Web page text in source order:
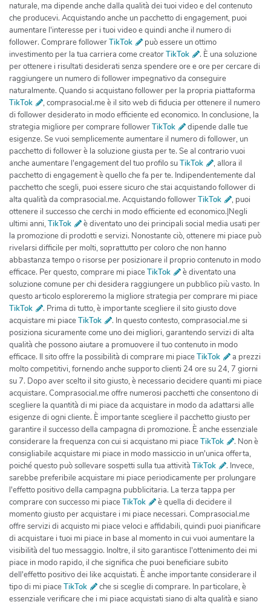
naturale, ma dipende anche dalla qualità dei tuoi video e del contenuto
che producevi. Acquistando anche un pacchetto di engagement, puoi
aumentare l'interesse per i tuoi video e quindi anche il numero di
follower. Comprare followerTikTok
può essere un ottimo
investimento per la tua carriera come creatorTikTok
. È una soluzione
per ottenere i risultati desiderati senza spendere ore e ore per cercare di
raggiungere un numero di follower impegnativo da conseguire
naturalmente. Quando si acquistano follower per la propria piattaforma
TikTok
, comprasocial.me è il sito web di fiducia per ottenere il numero
di follower desiderato in modo efficiente ed economico. In conclusione, la
strategia migliore per comprare followerTikTok
dipende dalle tue
esigenze. Se vuoi semplicemente aumentare il numero di follower, un
pacchetto di follower è la soluzione giusta per te. Se al contrario vuoi
anche aumentare l'engagement del tuo profilo suTikTok
, allora il
pacchetto di engagement è quello che fa per te. Indipendentemente dal
pacchetto che scegli, puoi essere sicuro che stai acquistando follower di
alta qualità da comprasocial.me. Acquistando followerTikTok
, puoi
ottenere il successo che cerchi in modo efficiente ed economico.|Negli
ultimi anni, TikTok
è diventato uno dei principali social media usati per
la promozione di prodotti e servizi. Nonostante ciò, ottenere mi piace può
rivelarsi difficile per molti, soprattutto per coloro che non hanno
abbastanza tempo o risorse per posizionare il proprio contenuto in modo
efficace. Per questo, comprare mi piaceTikTok
è diventato una
soluzione comune per chi desidera raggiungere un pubblico più vasto. In
questo articolo esploreremo la migliore strategia per comprare mi piace
TikTok
. Prima di tutto, è importante scegliere il sito giusto dove
acquistare mi piaceTikTok
. In questo contesto, comprasocial.me si
posiziona sicuramente come uno dei migliori, garantendo servizi di alta
qualità che possono aiutare a promuovere il tuo contenuto in modo
efficace. Il sito offre la possibilità di comprare mi piaceTikTok
a prezzi
molto competitivi, fornendo anche supporto clienti 24 ore su 24, 7 giorni
su 7. Dopo aver scelto il sito giusto, è necessario decidere quanti mi piace
acquistare. Comprasocial.me offre numerosi pacchetti che consentono di
scegliere la quantità di mi piace da acquistare in modo da adattarsi alle
esigenze di ogni cliente. È importante scegliere il pacchetto giusto per
garantire il successo della campagna di promozione. È anche essenziale
considerare la frequenza con cui si acquistano mi piaceTikTok
. Non è
consigliabile acquistare mi piace in modo massiccio in un'unica offerta,
poiché questo può sollevare sospetti sulla tua attività TikTok
. Invece,
sarebbe preferibile acquistare mi piace periodicamente per prolungare
l'effetto positivo della campagna pubblicitaria. La terza tappa per
comprare con successo mi piaceTikTok
è quella di decidere il
momento giusto per acquistare i mi piace necessari. Comprasocial.me
offre servizi di acquisto mi piace veloci e affidabili, quindi puoi pianificare
di acquistare i tuoi mi piace in base al momento in cui vuoi aumentare la
visibilità del tuo messaggio. Inoltre, il sito garantisce l'ottenimento dei mi
piace in modo rapido, il che significa che puoi beneficiare subito
dell'effetto positivo dei like acquistati. È anche importante considerare il
tipo di mi piaceTikTok
che si sceglie di comprare. In particolare, è
essenziale verificare che i mi piace acquistati siano di alta qualità e siano